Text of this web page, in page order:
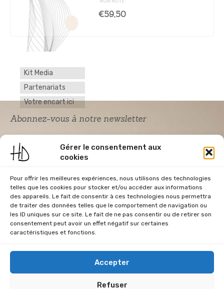
Gérer le consentement aux
cookies
Pour offrir les meilleures expériences, nous utilisons des technologies
telles que les cookies pour stocker et/ou accéder aux informations
des appareils. Le fait de consentir à ces technologies nous permettra
de traiter des données telles que le comportement de navigation ou
les ID uniques sur ce site. Le fait de ne pas consentir ou de retirer son
consentement peut avoir un effet négatif sur certaines
caractéristiques et fonctions.
Accepter
Refuser
€59,50
AJOUTER AU PANIER
Kit Media
Partenariats
Votre encart ici
Abonnez-vous à notre newsletter
Acceptation RGPD
*
J'accepte la politique de confidentialité du
site Home & Déco